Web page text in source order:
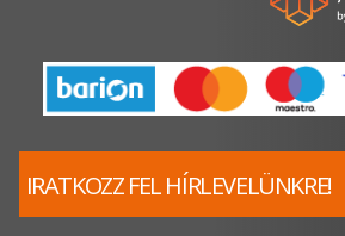
IRATKOZZ FEL HÍRLEVELÜNKRE!